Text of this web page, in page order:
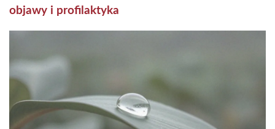
objawy i profilaktyka